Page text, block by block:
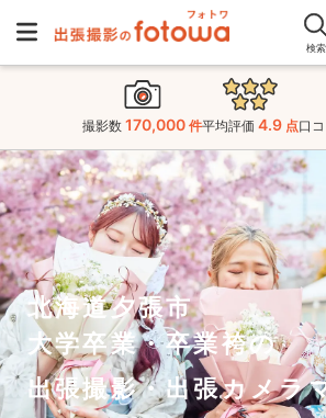
検索
撮影数 170,000 件平均評価 4.9 点口コ
北海道夕張市
大学卒業・卒業袴の
出張撮影・出張カメラ